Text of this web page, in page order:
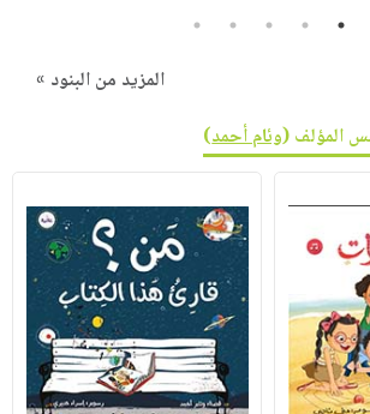
1
2
3
4
5
المزيد من البنود »
المؤلف (وئام أحمد)